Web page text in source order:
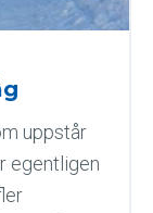
uppstår
egentligen